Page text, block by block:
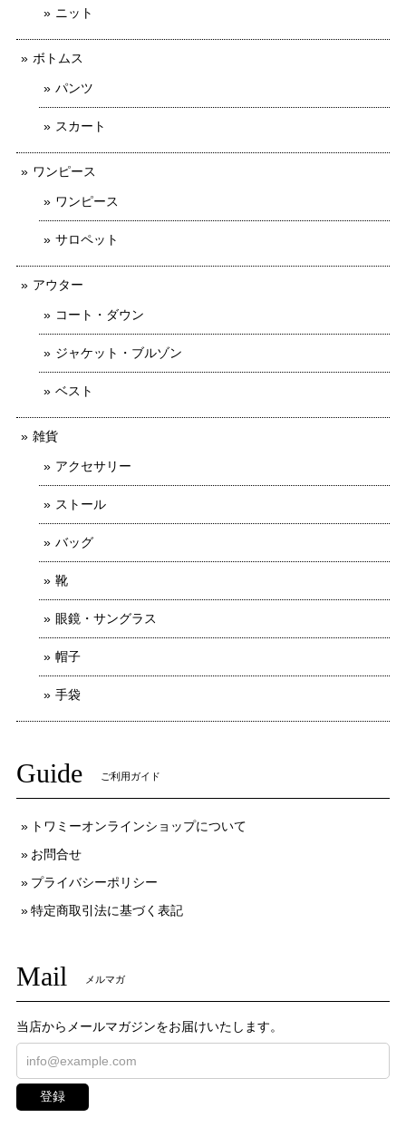
ニット
ボトムス
パンツ
スカート
ワンピース
ワンピース
サロペット
アウター
コート・ダウン
ジャケット・ブルゾン
ベスト
雑貨
アクセサリー
ストール
バッグ
靴
眼鏡・サングラス
帽子
手袋
Guide ご利用ガイド
トワミーオンラインショップについて
お問合せ
プライバシーポリシー
特定商取引法に基づく表記
Mail メルマガ
当店からメールマガジンをお届けいたします。
登録